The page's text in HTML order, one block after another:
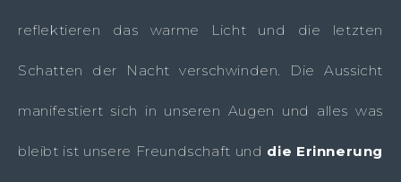
reflektieren das warme Licht und die letzten
Schatten der Nacht verschwinden. Die Aussicht
manifestiert sich in unseren Augen und alles was
bleibt ist unsere Freundschaft und die Erinnerung